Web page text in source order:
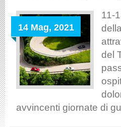
14 Mag, 2021
11-
del
avvincenti giornate di